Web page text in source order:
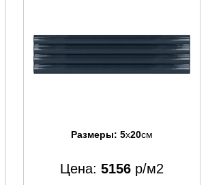
Размеры: 5x20см
Цена: 5156р/м2